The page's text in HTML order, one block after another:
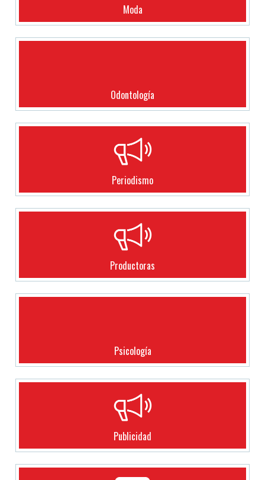
Moda
Odontología
Periodismo
Productoras
Psicología
Publicidad